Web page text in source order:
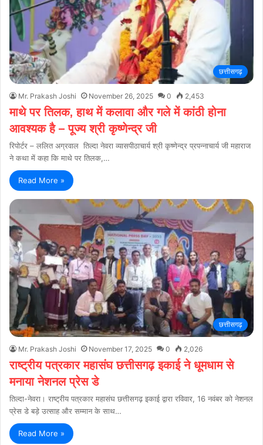
छत्तीसगढ़
Mr. Prakash Joshi November 26, 2025 0 2,453
माथे पर तिलक, हाथ में कलावा और गले में कांठी होना
आवश्यक है – पूज्य श्री कृष्णेन्द्र जी
रिपोर्टर – ललित अग्रवाल तिल्दा नेवरा व्यासपीठाचार्य श्री कृष्णेन्द्र प्रपन्नाचार्य जी महाराज
ने कथा में कहा कि माथे पर तिलक,…
Read More »
छत्तीसगढ़
Mr. Prakash Joshi November 17, 2025 0 2,026
राष्ट्रीय पत्रकार महासंघ छत्तीसगढ़ इकाई ने धूमधाम से
मनाया नेशनल प्रेस डे
तिल्दा-नेवरा। राष्ट्रीय पत्रकार महासंघ छत्तीसगढ़ इकाई द्वारा रविवार, 16 नवंबर को नेशनल
प्रेस डे बड़े उत्साह और सम्मान के साथ…
Read More »